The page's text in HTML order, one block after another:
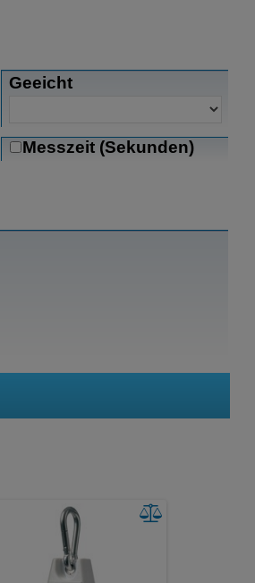
Geeicht
Messzeit (Sekunden)